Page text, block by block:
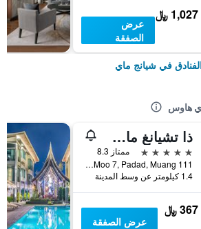
1,027 ﷼
عرض
الصفقة
في شيانج ماي
هاوس
ذا تشيانغ ماي ريفرسايد
5 نجوم
ممتاز 8.3
111 Moo 7, Padad, Muang, شيانج ماي, تايلاند
1.4 كيلومتر عن وسط المدينة
367 ﷼
عرض الصفقة